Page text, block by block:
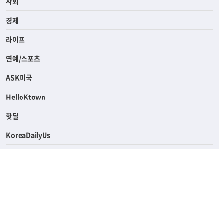
전체
사회
경제
라이프
연예/스포츠
ASK미국
HelloKtown
핫딜